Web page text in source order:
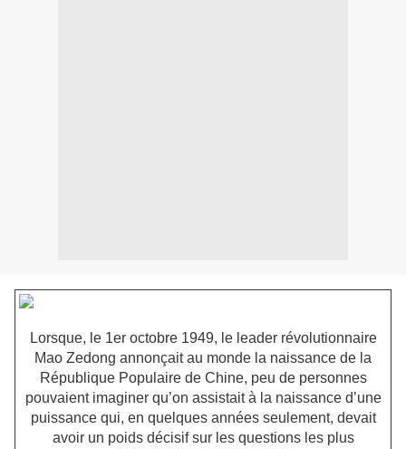
Lorsque, le 1er octobre 1949, le leader révolutionnaire
Mao Zedong annonçait au monde la naissance de la
République Populaire de Chine, peu de personnes
pouvaient imaginer qu’on assistait à la naissance d’une
puissance qui, en quelques années seulement, devait
avoir un poids décisif sur les questions les plus